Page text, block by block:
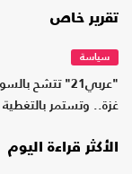
تقرير خاص
سياسة
"عربي21" تتشح
غزة.. وتستمر بالتغطية
الأكثر قراءة اليوم